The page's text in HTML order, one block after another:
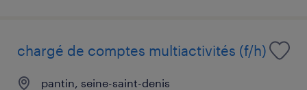
chargé de comptes multiactivités (f/h)
pantin, seine-saint-denis